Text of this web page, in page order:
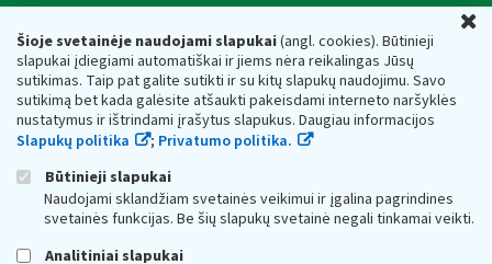
Šioje svetainėje naudojami slapukai(angl. cookies). Būtinieji
slapukai įdiegiami automatiškai ir jiems nėra reikalingas Jūsų
sutikimas. Taip pat galite sutikti ir su kitų slapukų naudojimu. Savo
sutikimą bet kada galėsite atšaukti pakeisdami interneto naršyklės
nustatymus ir ištrindami įrašytus slapukus. Daugiau informacijos
Slapukų politika
; Privatumo politika.
Būtinieji slapukai
Naudojami sklandžiam svetainės veikimui ir įgalina pagrindines
svetainės funkcijas. Be šių slapukų svetainė negali tinkamai veikti.
Analitiniai slapukai
Valstybinė mokesčių inspekcija prie Lietuvos
Respublikos finansų ministerijos
Biudžetinė įstaiga. Juridinio asmens kodas — 188659752,
adresas: Vasario 16-osios g. 14, 01107 Vilnius, Lietuva, el.paštas:
vmi@vmi.lt , E. pristatymo dėžutės adresas 188659752
Duomenys apie Valstybinę mokesčių inspekciją prie Lietuvos
Respublikos finansų ministerijos kaupiami ir saugomi Juridinių